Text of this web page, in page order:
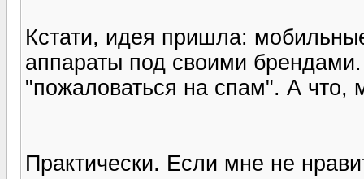
Кстати, идея пришла:
аппараты под своими
"пожаловаться на спам". А что,
Практически. Если мне не